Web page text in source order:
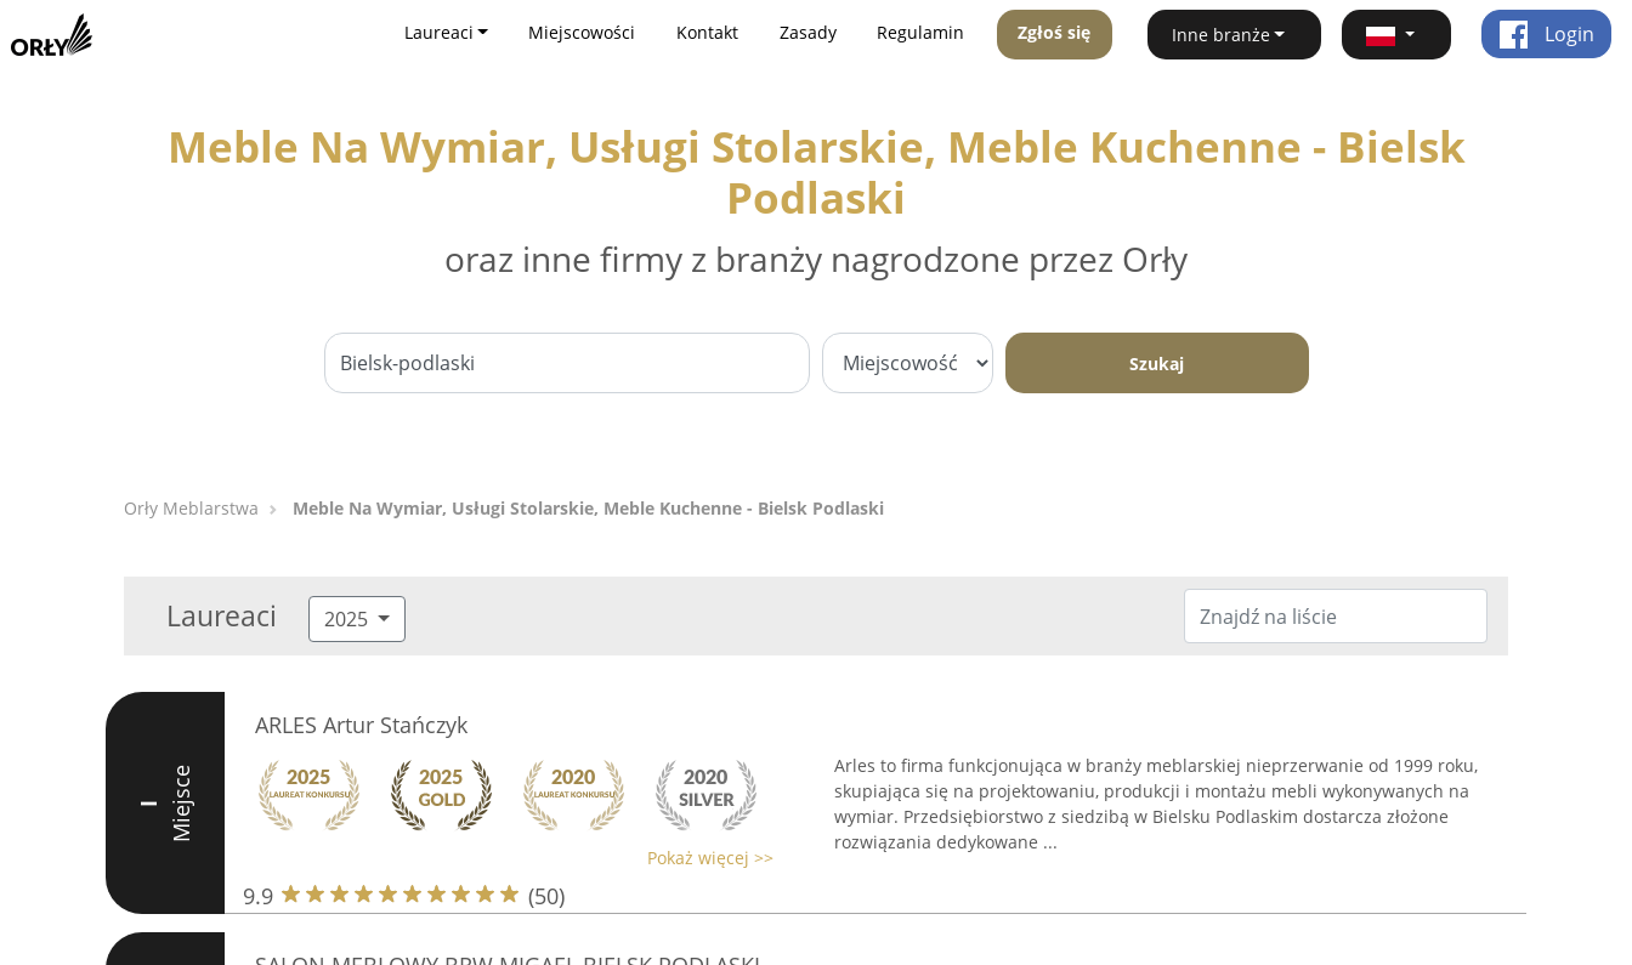
Laureaci Miejscowości Kontakt Zasady Regulamin Zgłoś się Inne branże Login
Meble Na Wymiar, Usługi Stolarskie, Meble Kuchenne - Bielsk
Podlaski
oraz inne firmy z branży nagrodzone przez Orły
Szukaj
Orły Meblarstwa Meble Na Wymiar, Usługi Stolarskie, Meble Kuchenne - Bielsk Podlaski
Laureaci 2025
I Miejsce
ARLES Artur Stańczyk
Pokaż więcej >>
9.9 (50)
Arles to firma funkcjonująca w branży meblarskiej nieprzerwanie od 1999 roku,
skupiająca się na projektowaniu, produkcji i montażu mebli wykonywanych na
wymiar. Przedsiębiorstwo z siedzibą w Bielsku Podlaskim dostarcza złożone
rozwiązania dedykowane ...